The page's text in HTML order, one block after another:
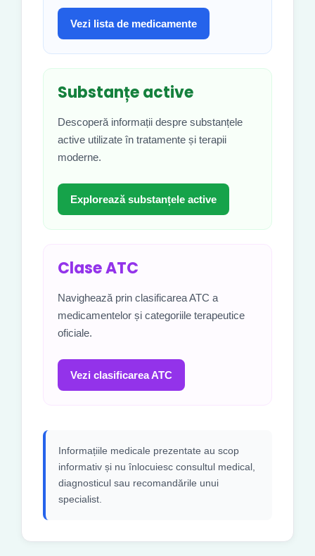
Vezi lista de medicamente
Substanțe active
Descoperă informații despre substanțele
active utilizate în tratamente și terapii
moderne.
Explorează substanțele active
Clase ATC
Navighează prin clasificarea ATC a
medicamentelor și categoriile terapeutice
oficiale.
Vezi clasificarea ATC
Informațiile medicale prezentate au scop
informativ și nu înlocuiesc consultul medical,
diagnosticul sau recomandările unui
specialist.